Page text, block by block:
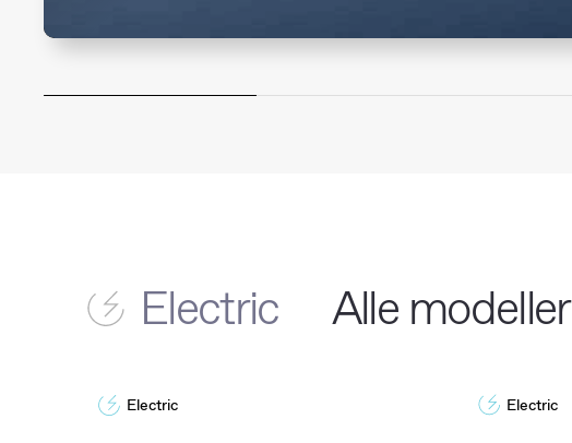
Electric Alle modeller
Electric Electric